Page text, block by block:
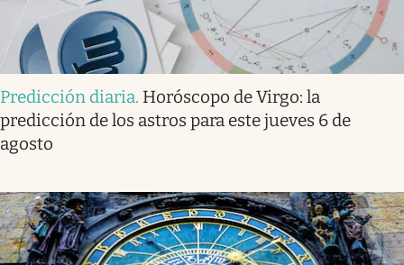
Predicción diaria. Horóscopo de Virgo: la
predicción de los astros para este jueves 6 de
agosto